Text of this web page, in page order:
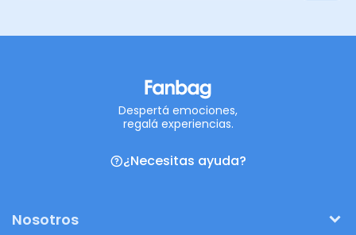
Despertá emociones,
regalá experiencias.
¿Necesitas ayuda?
Nosotros